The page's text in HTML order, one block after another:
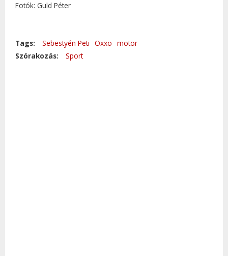
Fotók: Guld Péter
Tags: Sebestyén Peti Oxxo motor
Szórakozás:
Sport